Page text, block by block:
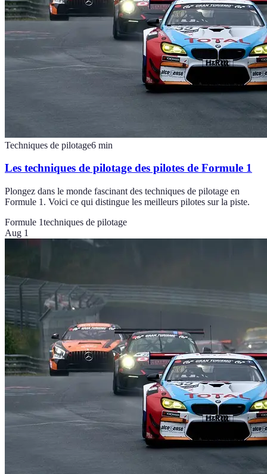
Techniques de pilotage6 min
Les techniques de pilotage des pilotes de Formule 1
Plongez dans le monde fascinant des techniques de pilotage en
Formule 1. Voici ce qui distingue les meilleurs pilotes sur la piste.
Formule 1techniques de pilotage
Aug 1